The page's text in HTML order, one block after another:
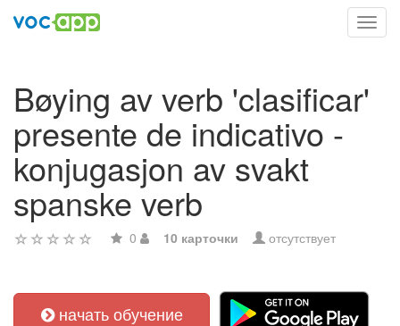
Bøying av verb 'clasificar'
presente de indicativo -
konjugasjon av svakt
spanske verb
0 10 карточки отсутствует
начать обучение